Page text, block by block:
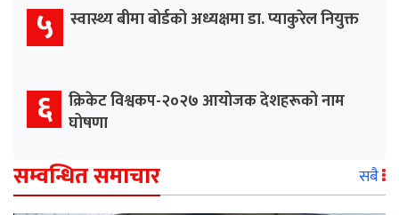
५ स्वास्थ्य बीमा बोर्डको अध्यक्षमा डा. प्याकुरेल नियुक्त
६ क्रिकेट विश्वकप-२०२७ आयोजक देशहरूको नाम
घोषणा
सम्वन्धित समाचार सबै